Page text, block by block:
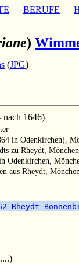
BERUFE
)
(JPG)
nach 1646)
in Odenkirchen),
zu Rheydt,
Odenkirchen,
aus Rheydt,
Rheydt-